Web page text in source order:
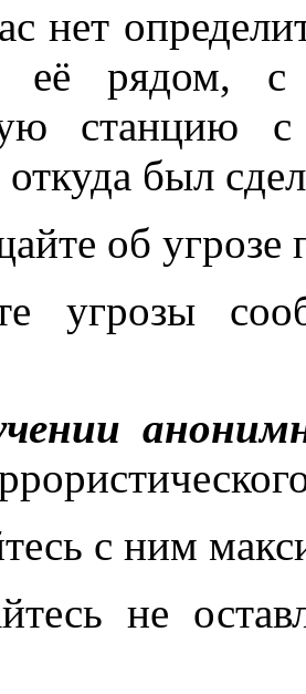
нет
её рядом, с
станцию с
был
об угрозе
угрозы
с ним
не